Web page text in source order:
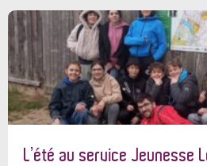
L’été au service Jeunesse